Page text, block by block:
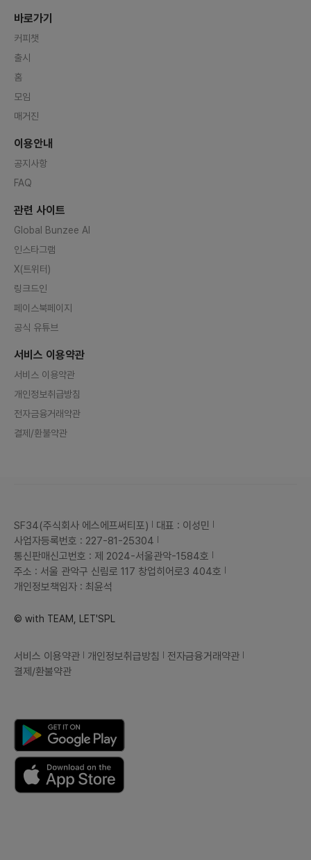
바로가기
커피챗
출시
홈
모임
매거진
이용안내
공지사항
FAQ
관련 사이트
Global Bunzee AI
인스타그램
X(트위터)
링크드인
페이스북페이지
공식 유튜브
서비스 이용약관
서비스 이용약관
개인정보취급방침
전자금융거래약관
결제/환불약관
SF34(주식회사 에스에프써티포)
대표 : 이성민
사업자등록번호 : 227-81-25304
통신판매신고번호 : 제 2024-서울관악-1584호
주소 : 서울 관악구 신림로 117 창업히어로3 404호
개인정보책임자 : 최윤석
© with TEAM, LET'SPL
서비스 이용약관 개인정보취급방침
전자금융거래약관
결제/환불약관